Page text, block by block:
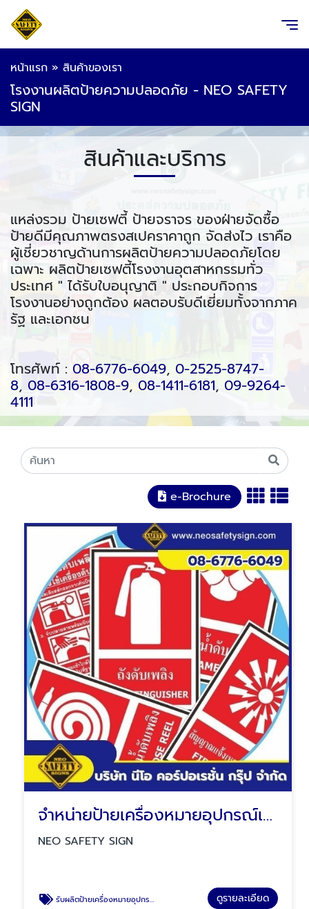
หน้าแรก » สินค้าของเรา
โรงงานผลิตป้ายความปลอดภัย - NEO SAFETY
SIGN
สินค้าและบริการ
แหล่งรวม ป้ายเซฟตี้ ป้ายจราจร ของฝ่ายจัดซื้อ
ป้ายดีมีคุณภาพตรงสเปคราคาถูก จัดส่งไว เราคือ
ผู้เชี่ยวชาญด้านการผลิตป้ายความปลอดภัยโดย
เฉพาะ ผลิตป้ายเซฟตี้โรงงานอุตสาหกรรมทั่ว
ประเทศ " ได้รับใบอนุญาติ " ประกอบกิจการ
โรงงานอย่างถูกต้อง ผลตอบรับดีเยี่ยมทั้งจากภาค
รัฐ และเอกชน
โทรศัพท์ : 08-6776-6049, 0-2525-8747-
8, 08-6316-1808-9, 08-1411-6181, 09-9264-
4111
e-Brochure
จำหน่ายป้ายเครื่องหมายอุปกรณ์เกี่ยวกับอัคคีภัย
NEO SAFETY SIGN
รับผลิตป้ายเครื่องหมายอุปกรณ์เกี่ยวกับอัคคีภัย ดูรายละเอียด